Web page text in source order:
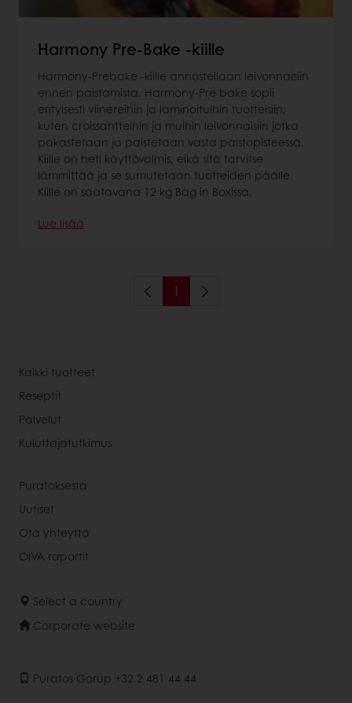
Harmony Pre-Bake -kiille
Harmony-Prebake -kiille annostellaan leivonnaisiin
ennen paistamista. Harmony-Pre bake sopii
erityisesti viinereihin ja laminoituihin tuotteisiin,
kuten croissantteihin ja muihin leivonnaisiin jotka
pakastetaan ja paistetaan vasta paistopisteessä.
Kiille on heti käyttövalmis, eikä sitä tarvitse
lämmittää ja se sumutetaan tuotteiden päälle.
Kiille on saatavana 12 kg Bag in Boxissa.
Lue lisää
1
Kaikki tuotteet
Reseptit
Palvelut
Kuluttajatutkimus
Puratoksesta
Uutiset
Ota yhteyttä
OIVA raportit
Select a country
Corporate website
Puratos Gorup +32 2 481 44 44